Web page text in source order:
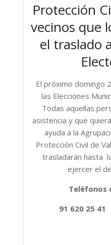
Protección
vecinos que
el traslado
El próximo domingo
las Elecciones
Todas aquellas
asistencia y que
ayuda a la
Protección Civil de
trasladarán hasta
ejercer el
Teléfonos
91 620 25